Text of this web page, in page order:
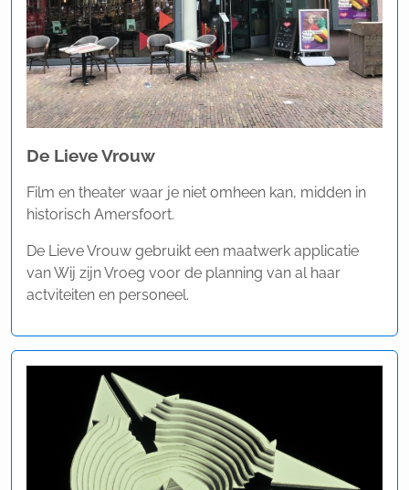
De Lieve Vrouw
Film en theater waar je niet omheen kan, midden in
historisch Amersfoort.
De Lieve Vrouw gebruikt een maatwerk applicatie
van Wij zijn Vroeg voor de planning van al haar
actviteiten en personeel.